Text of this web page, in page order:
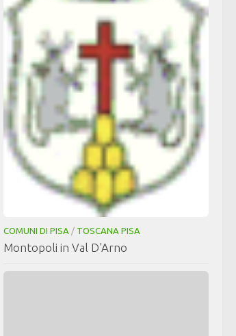
COMUNI DI PISA / TOSCANA PISA
Montopoli in Val D'Arno